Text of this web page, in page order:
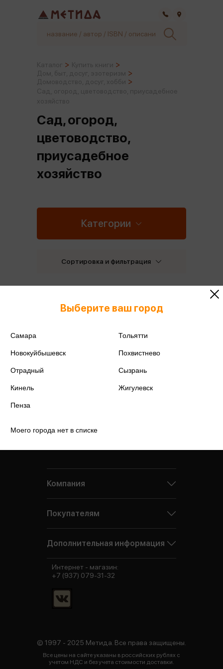
Сад, огород,
цветоводство,
приусадебное
хозяйство
Категории
Сортировка и фильтрация
Выберите ваш город
Самара Тольятти
Новокуйбышевск Похвистнево
Отрадный Сызрань
Кинель Жигулевск
Пенза
Моего города нет в списке
Компания
Покупателям
Дополнительная информация
© 1997 - 2025 Метида. Все права защищены.
Все цены на сайте указаны в российских рублях с
учетом НДС и без учета стоимости доставки.
Интернет - магазин:
+7 (937) 079-31-32